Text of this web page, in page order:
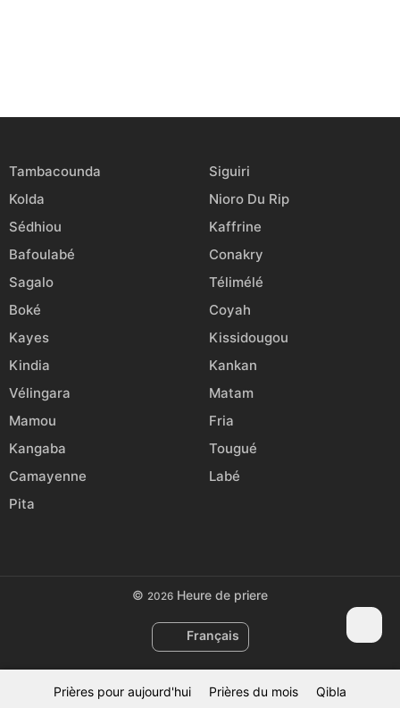
Prières pour aujourd'hui Prières du mois Qibla
Tambacounda
Siguiri
Kolda
Nioro Du Rip
Sédhiou
Kaffrine
Bafoulabé
Conakry
Sagalo
Télimélé
Boké
Coyah
Kayes
Kissidougou
Kindia
Kankan
Vélingara
Matam
Mamou
Fria
Kangaba
Tougué
Camayenne
Labé
Pita
© 2026 Heure de priere
Français